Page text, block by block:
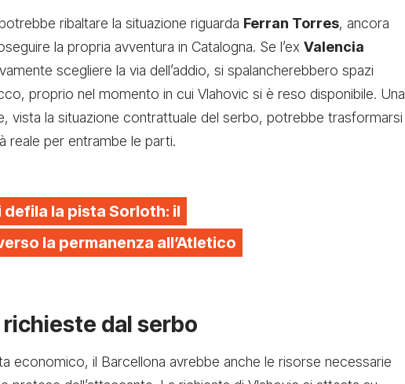
ribaltare la situazione riguarda Ferran Torres, ancora
la propria avventura in Catalogna. Se l’ex Valencia
scegliere la via dell’addio, si spalancherebbero spazi
proprio nel momento in cui Vlahovic si è reso disponibile. Una
vista la situazione contrattuale del serbo, potrebbe trasformarsi
reale per entrambe le parti.
defila la pista Sorloth: il
la permanenza all’Atletico
dal serbo
economico, il Barcellona avrebbe anche le risorse necessarie